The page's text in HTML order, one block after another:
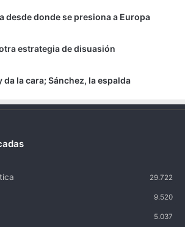
desde donde se presiona a Europa
estrategia de disuasión
da la cara; Sánchez, la espalda
29.722
9.520
5.037